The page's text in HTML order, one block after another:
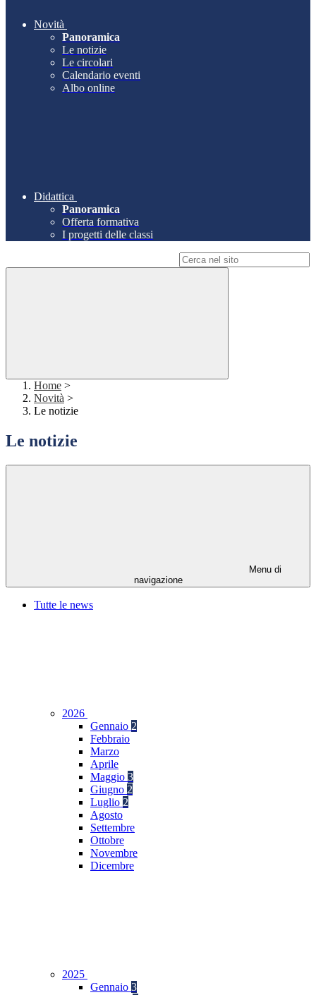
Novità
Panoramica
Le notizie
Le circolari
Calendario eventi
Albo online
Didattica
Panoramica
Offerta formativa
I progetti delle classi
Home >
Novità >
Le notizie
Le notizie
Menu di
navigazione
Tutte le news
2026
Gennaio 2
Febbraio
Marzo
Aprile
Maggio 3
Giugno 2
Luglio 2
Agosto
Settembre
Ottobre
Novembre
Dicembre
2025
Gennaio 3